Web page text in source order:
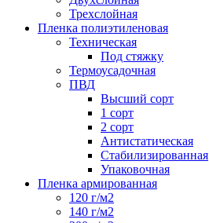
Трехслойная
Пленка полиэтиленовая
Техническая
Под стяжку
Термоусадочная
ПВД
Высший сорт
1 сорт
2 сорт
Антистатическая
Стабилизированная
Упаковочная
Пленка армированная
120 г/м2
140 г/м2